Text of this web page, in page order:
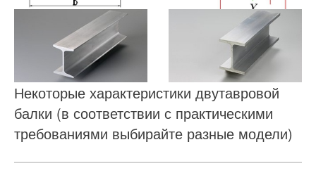
Некоторые характеристики двутавровой
балки (в соответствии с практическими
требованиями выбирайте разные модели)